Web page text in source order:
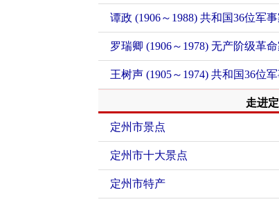
谭政 (1906～1988) 共和国36位军
罗瑞卿 (1906～1978) 无产阶级革
王树声 (1905～1974) 共和国36位
走进
定州市景点
定州市十大景点
定州市特产